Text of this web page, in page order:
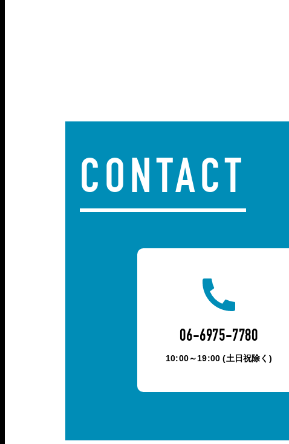
CONTACT
06-6975-7780
10:00～19:00 (土日祝除く)